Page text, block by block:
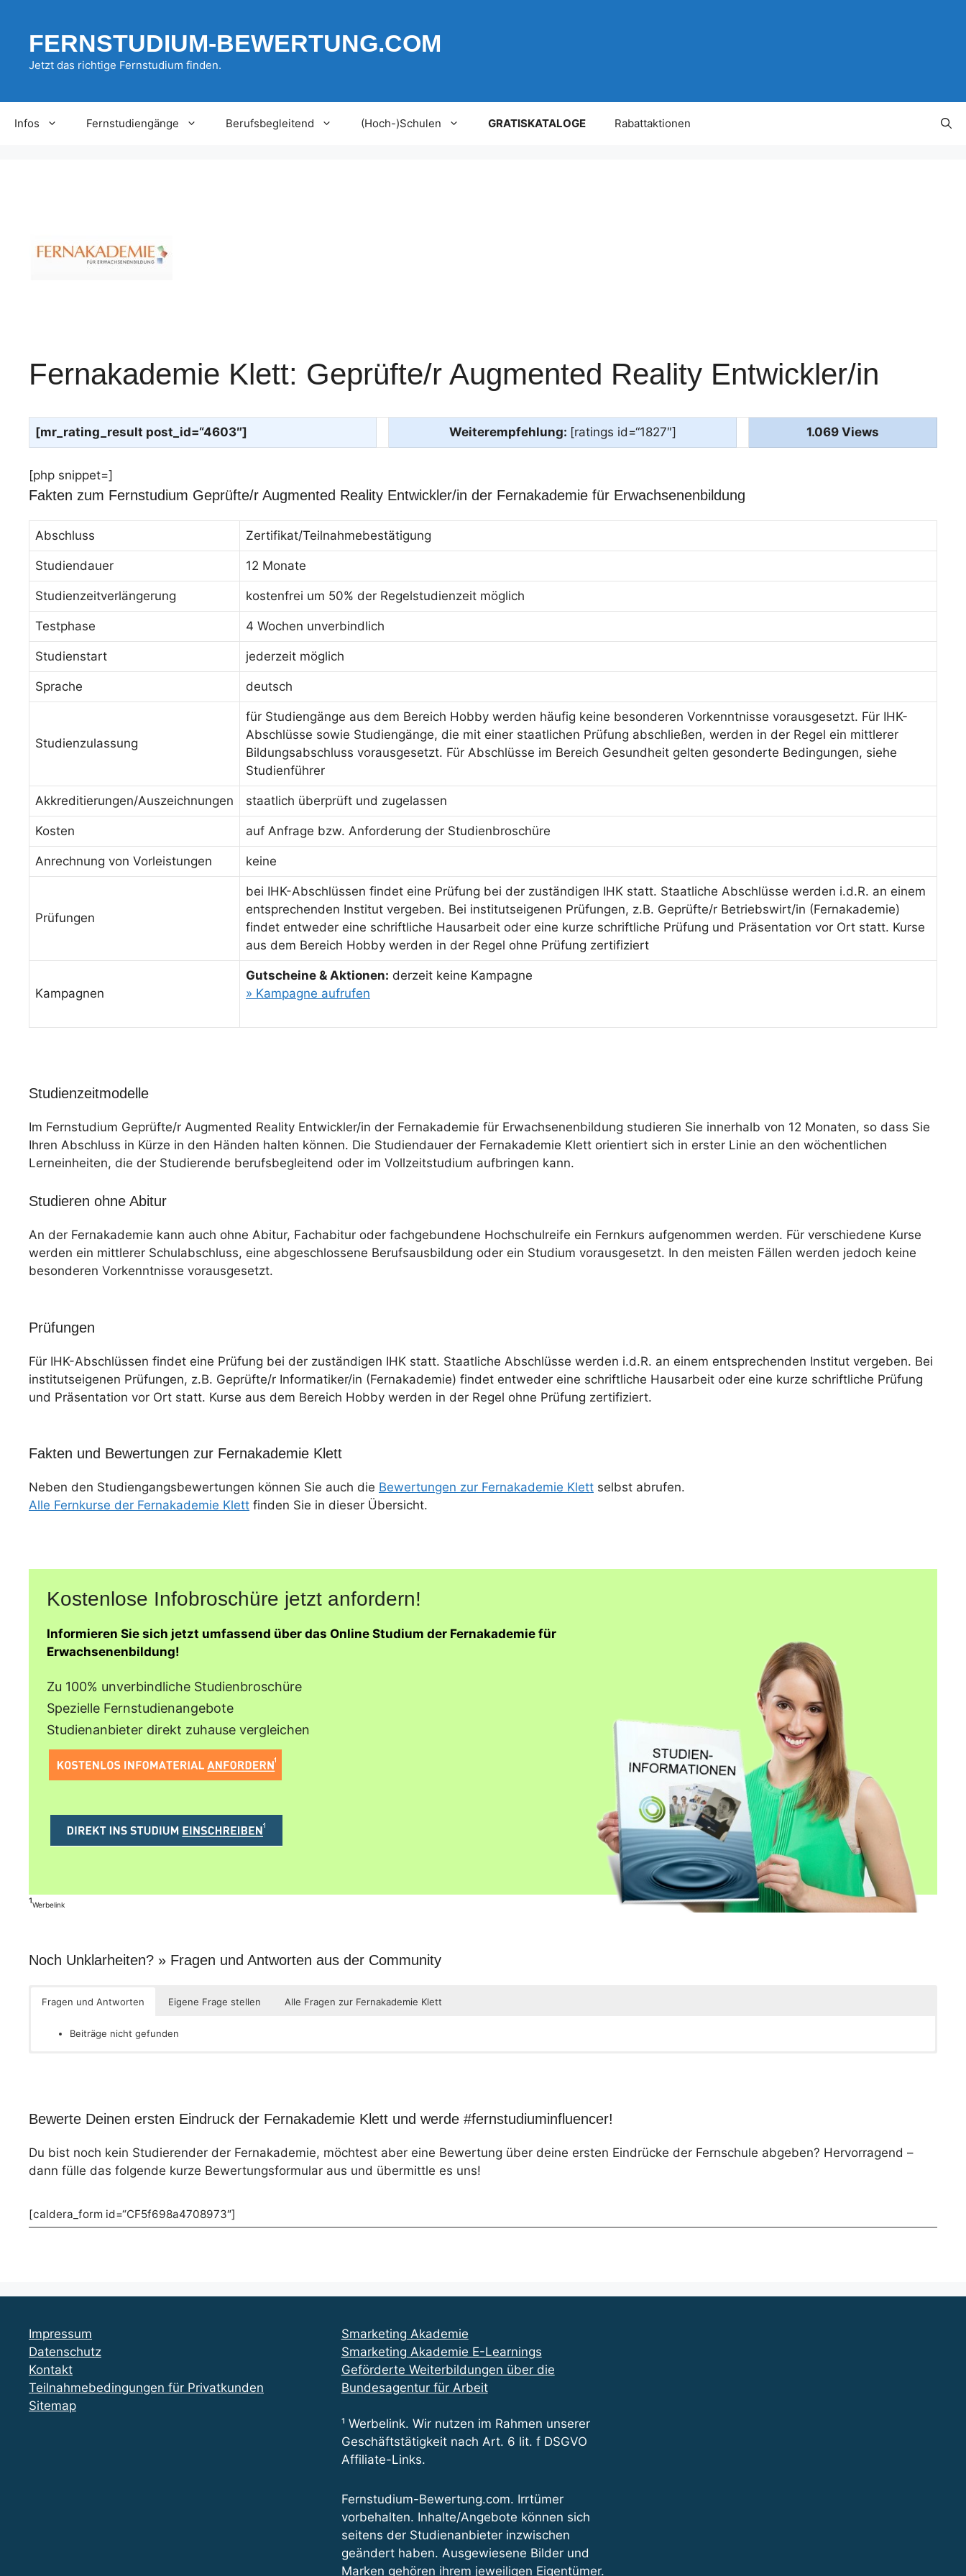
springenFERNSTUDIUM-BEWERTUNG.COM
Jetzt das richtige Fernstudium finden.
Infos Fernstudiengänge Berufsbegleitend (Hoch-)Schulen GRATISKATALOGE Rabattaktionen
Fernakademie Klett: Geprüfte/r Augmented Reality Entwickler/in
[mr_rating_result post_id=“4603″] Weiterempfehlung: [ratings id=“1827″] 1.069 Views
[php snippet=]
Fakten zum Fernstudium Geprüfte/r Augmented Reality Entwickler/in der Fernakademie für Erwachsenenbildung
Abschluss Zertifikat/Teilnahmebestätigung
Studiendauer 12 Monate
Studienzeitverlängerung kostenfrei um 50% der Regelstudienzeit möglich
Testphase 4 Wochen unverbindlich
Studienstart jederzeit möglich
Sprache deutsch
Studienzulassung
für Studiengänge aus dem Bereich Hobby werden häufig keine besonderen Vorkenntnisse vorausgesetzt. Für IHK-
Abschlüsse sowie Studiengänge, die mit einer staatlichen Prüfung abschließen, werden in der Regel ein mittlerer
Bildungsabschluss vorausgesetzt. Für Abschlüsse im Bereich Gesundheit gelten gesonderte Bedingungen, siehe
Studienführer
Akkreditierungen/Auszeichnungen staatlich überprüft und zugelassen
Kosten auf Anfrage bzw. Anforderung der Studienbroschüre
Anrechnung von Vorleistungen keine
Prüfungen
bei IHK-Abschlüssen findet eine Prüfung bei der zuständigen IHK statt. Staatliche Abschlüsse werden i.d.R. an einem
entsprechenden Institut vergeben. Bei institutseigenen Prüfungen, z.B. Geprüfte/r Betriebswirt/in (Fernakademie)
findet entweder eine schriftliche Hausarbeit oder eine kurze schriftliche Prüfung und Präsentation vor Ort statt. Kurse
aus dem Bereich Hobby werden in der Regel ohne Prüfung zertifiziert
Kampagnen
Gutscheine & Aktionen: derzeit keine Kampagne
» Kampagne aufrufen
Studienzeitmodelle
Im Fernstudium Geprüfte/r Augmented Reality Entwickler/in der Fernakademie für Erwachsenenbildung studieren Sie innerhalb von 12 Monaten, so dass Sie
Ihren Abschluss in Kürze in den Händen halten können. Die Studiendauer der Fernakademie Klett orientiert sich in erster Linie an den wöchentlichen
Lerneinheiten, die der Studierende berufsbegleitend oder im Vollzeitstudium aufbringen kann.
Studieren ohne Abitur
An der Fernakademie kann auch ohne Abitur, Fachabitur oder fachgebundene Hochschulreife ein Fernkurs aufgenommen werden. Für verschiedene Kurse
werden ein mittlerer Schulabschluss, eine abgeschlossene Berufsausbildung oder ein Studium vorausgesetzt. In den meisten Fällen werden jedoch keine
besonderen Vorkenntnisse vorausgesetzt.
Prüfungen
Für IHK-Abschlüssen findet eine Prüfung bei der zuständigen IHK statt. Staatliche Abschlüsse werden i.d.R. an einem entsprechenden Institut vergeben. Bei
institutseigenen Prüfungen, z.B. Geprüfte/r Informatiker/in (Fernakademie) findet entweder eine schriftliche Hausarbeit oder eine kurze schriftliche Prüfung
und Präsentation vor Ort statt. Kurse aus dem Bereich Hobby werden in der Regel ohne Prüfung zertifiziert.
Fakten und Bewertungen zur Fernakademie Klett
Neben den Studiengangsbewertungen können Sie auch die Bewertungen zur Fernakademie Klett selbst abrufen.
Alle Fernkurse der Fernakademie Klett finden Sie in dieser Übersicht.
Kostenlose Infobroschüre jetzt anfordern!
Informieren Sie sich jetzt umfassend über das Online Studium der Fernakademie für
Erwachsenenbildung!
Zu 100% unverbindliche Studienbroschüre
Spezielle Fernstudienangebote
Studienanbieter direkt zuhause vergleichen
¹Werbelink
Noch Unklarheiten? » Fragen und Antworten aus der Community
Fragen und Antworten Eigene Frage stellen Alle Fragen zur Fernakademie Klett
Beiträge nicht gefunden
Bewerte Deinen ersten Eindruck der Fernakademie Klett und werde #fernstudiuminfluencer!
Du bist noch kein Studierender der Fernakademie, möchtest aber eine Bewertung über deine ersten Eindrücke der Fernschule abgeben? Hervorragend –
dann fülle das folgende kurze Bewertungsformular aus und übermittle es uns!
[caldera_form id=“CF5f698a4708973″]
Impressum
Datenschutz
Kontakt
Teilnahmebedingungen für Privatkunden
Sitemap
Smarketing Akademie
Smarketing Akademie E-Learnings
Geförderte Weiterbildungen über die
Bundesagentur für Arbeit
¹ Werbelink. Wir nutzen im Rahmen unserer
Geschäftstätigkeit nach Art. 6 lit. f DSGVO
Affiliate-Links.
Fernstudium-Bewertung.com. Irrtümer
vorbehalten. Inhalte/Angebote können sich
seitens der Studienanbieter inzwischen
geändert haben. Ausgewiesene Bilder und
Marken gehören ihrem jeweiligen Eigentümer.